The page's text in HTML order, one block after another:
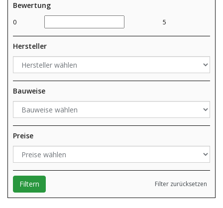
Bewertung
0 5
Hersteller
Bauweise
Preise
Filter zurücksetzen
Filtern